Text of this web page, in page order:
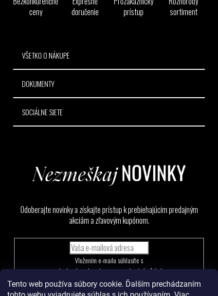
Tento web používa súbory cookie. Ďalším prechádzaním
ceny
doručenie
prístup
sortiment
VŠETKO O NÁKUPE
DOKUMENTY
SOCIÁLNE SIETE
Odoberajte novinky a získajte prístup k prebiehajúcim predajným
akciám a zľavovým kupónom.
podmienkami ochrany osobných údajov
PRIHLÁSIŤ